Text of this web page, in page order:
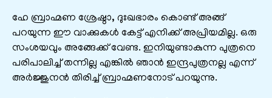
ഹേ ബ്രാഹ്മണ ശ്രേഷ്ഠാ, ദുഃഖഭാരം കൊണ്ട്‌ അങ്ങ്‌
പറയുന്ന ഈ വാക്കുകള്‍ കേട്ട്‌ എനിക്ക്‌ അപ്രിയമില്ല. ഒരു
സംശയവും അങ്ങേക്ക്‌ വേണ്ട. ഇനിയുണ്ടാകുന്ന പുത്രനെ
പരിപാലിച്ച്‌ തന്നില്ല എങ്കില്‍ ഞാന്‍ ഇന്ദ്രപുത്രനല്ല എന്ന്
അര്‍ജ്ജുനന്‍ തിരിച്ച്‌ ബ്രാഹ്മണനോട്‌ പറയുന്നു.